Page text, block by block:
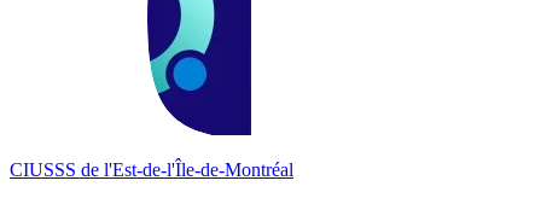
CIUSSS de l'Est-de-l'Île-de-Montréal